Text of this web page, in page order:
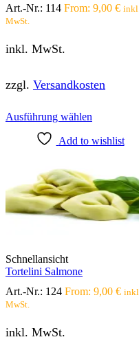
Art.-Nr.: 114 From: 9,00 € inkl.
MwSt.
inkl. MwSt.
zzgl. Versandkosten
Ausführung wählen
weist
auf.
Die
Optionen
können
Add to wishlist
Schnellansicht
Tortelini Salmone
Art.-Nr.: 124 From: 9,00 € inkl.
MwSt.
inkl. MwSt.